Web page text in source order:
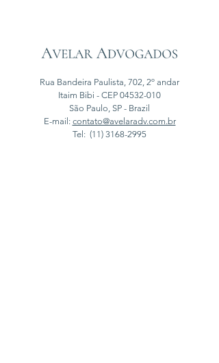
Rua Bandeira Paulista, 702, 2º andar
Itaim Bibi - CEP 04532-010
São Paulo, SP - Brazil
E-mail: contato@avelaradv.com.br​
Tel: (11) 3168-2995